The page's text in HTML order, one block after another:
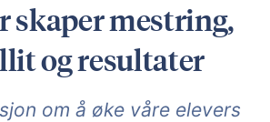
skaper mestring,
og resultater
om å øke våre elevers